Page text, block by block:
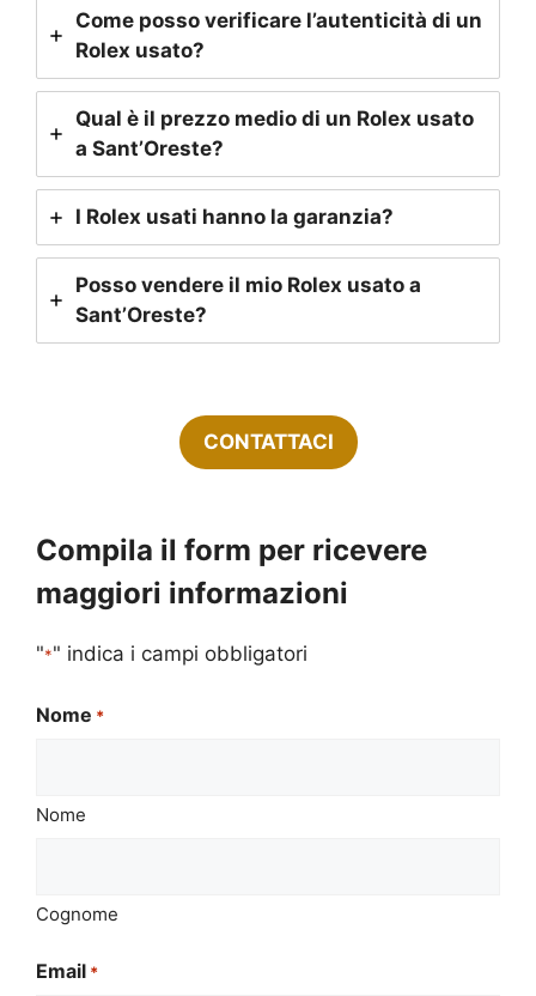
Come posso verificare l’autenticità di un
Rolex usato?
Qual è il prezzo medio di un Rolex usato
a Sant’Oreste?
I Rolex usati hanno la garanzia?
Posso vendere il mio Rolex usato a
Sant’Oreste?
CONTATTACI
Compila il form per ricevere
maggiori informazioni
"*" indica i campi obbligatori
Nome *
Nome
Cognome
Email *